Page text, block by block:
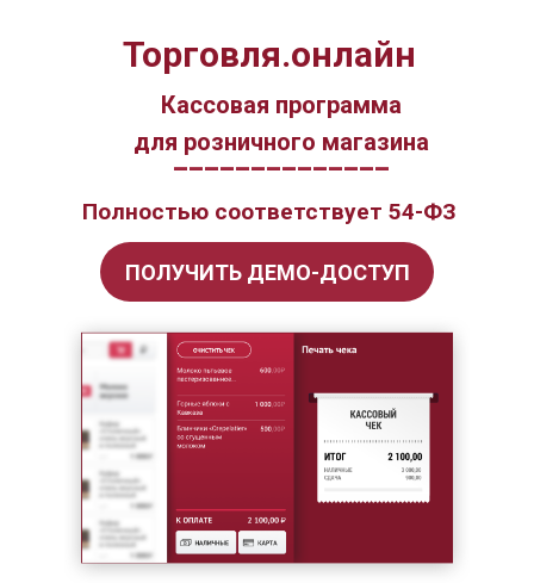
Торговля.онлайн
Кассовая программа
для розничного магазина
Полностью соответствует 54-ФЗ
______________
ПОЛУЧИТЬ ДЕМО-ДОСТУП